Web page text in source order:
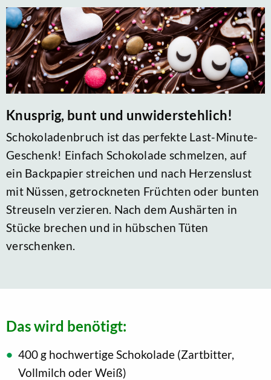
Knusprig, bunt und unwiderstehlich!
Schokoladenbruch ist das perfekte Last-Minute-
Geschenk! Einfach Schokolade schmelzen, auf
ein Backpapier streichen und nach Herzenslust
mit Nüssen, getrockneten Früchten oder bunten
Streuseln verzieren. Nach dem Aushärten in
Stücke brechen und in hübschen Tüten
verschenken.
Das wird benötigt:
400 g hochwertige Schokolade (Zartbitter,
Vollmilch oder Weiß)